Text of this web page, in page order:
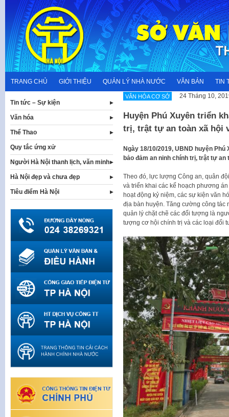
content
TRANG CHỦ GIỚI THIỆU QUẢN LÝ NHÀ NƯỚC VĂN BẢN TIN
VĂN HÓA CƠ SỞ 24 Tháng 10,
Huyện Phú Xuyên triển
trị, trật tự an toàn xã hội
Ngày 18/10/2019, UBND huyện
bảo đảm an ninh chính trị, trật tự
Theo đó, lực lượng Công an, quân
và triển khai các kế hoạch phương
hoạt động kỷ niệm, các sự kiện văn
địa bàn huyện. Tăng cường công tác
quản lý chặt chẽ các đối tượng là
tượng cơ hội chính trị và các loại đối
Tin tức – Sự kiện
Văn hóa
Thể Thao
Quy tắc ứng xử
Người Hà Nội thanh lịch, văn minh
Hà Nội đẹp và chưa đẹp
Tiêu điểm Hà Nội